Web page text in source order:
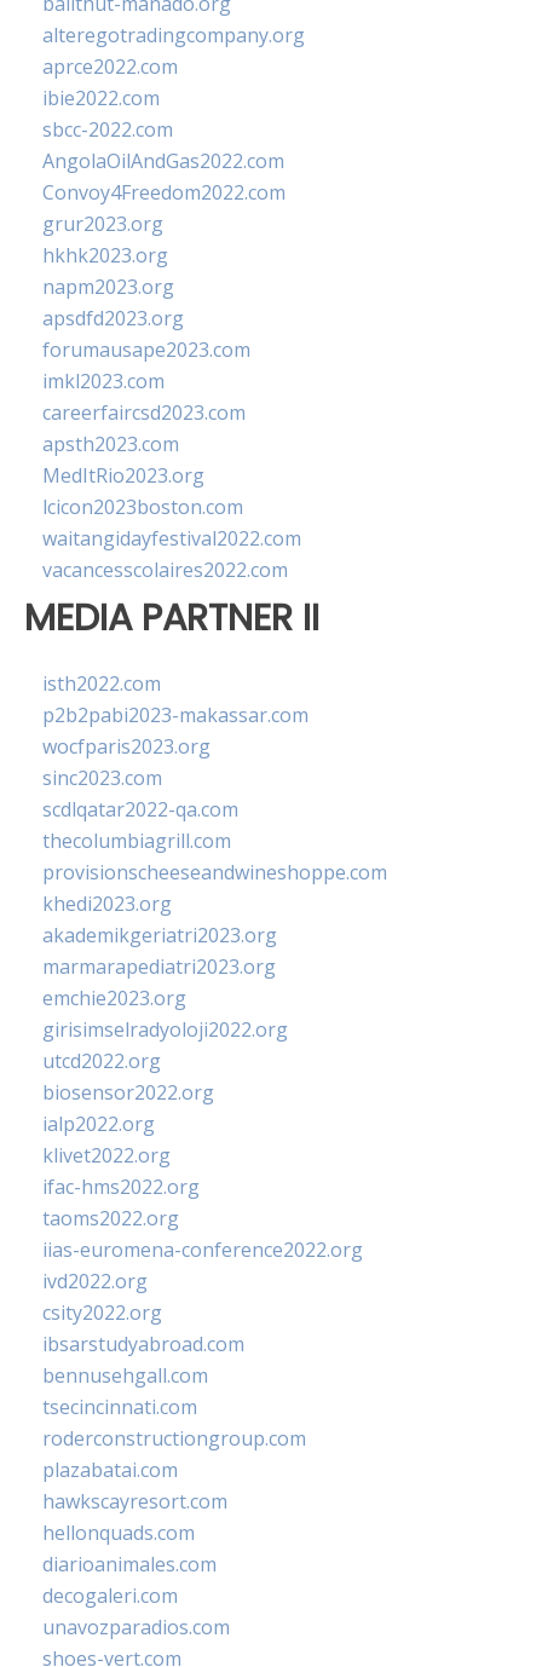
alteregotradingcompany.org
aprce2022.com
ibie2022.com
sbcc-2022.com
AngolaOilAndGas2022.com
Convoy4Freedom2022.com
grur2023.org
hkhk2023.org
napm2023.org
apsdfd2023.org
forumausape2023.com
imkl2023.com
careerfaircsd2023.com
apsth2023.com
MedItRio2023.org
lcicon2023boston.com
waitangidayfestival2022.com
vacancesscolaires2022.com
MEDIA PARTNER II
isth2022.com
p2b2pabi2023-makassar.com
wocfparis2023.org
sinc2023.com
scdlqatar2022-qa.com
thecolumbiagrill.com
provisionscheeseandwineshoppe.com
khedi2023.org
akademikgeriatri2023.org
marmarapediatri2023.org
emchie2023.org
girisimselradyoloji2022.org
utcd2022.org
biosensor2022.org
ialp2022.org
klivet2022.org
ifac-hms2022.org
taoms2022.org
iias-euromena-conference2022.org
ivd2022.org
csity2022.org
ibsarstudyabroad.com
bennusehgall.com
tsecincinnati.com
roderconstructiongroup.com
plazabatai.com
hawkscayresort.com
hellonquads.com
diarioanimales.com
decogaleri.com
unavozparadios.com
shoes-vert.com